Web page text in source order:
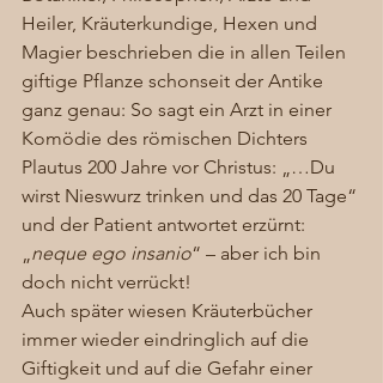
Heiler, Kräuterkundige, Hexen und
Magier beschrieben die in allen Teilen
giftige Pflanze schonseit der Antike
ganz genau: So sagt ein Arzt in einer
Komödie des römischen Dichters
Plautus 200 Jahre vor Christus: „…Du
wirst Nieswurz trinken und das 20 Tage“
und der Patient antwortet erzürnt:
neque ego insanio“ – aber ich bin
doch nicht verrückt!
Auch später wiesen Kräuterbücher
immer wieder eindringlich auf die
Giftigkeit und auf die Gefahr einer